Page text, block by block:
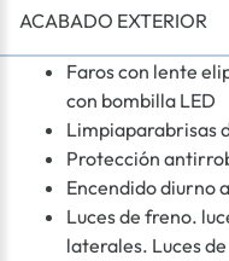
ACABADO EXTERIOR
Faros con lente
con bombilla LED
Limpiaparabrisas
Protección
Encendido diurno
Luces de freno.
laterales. Luces